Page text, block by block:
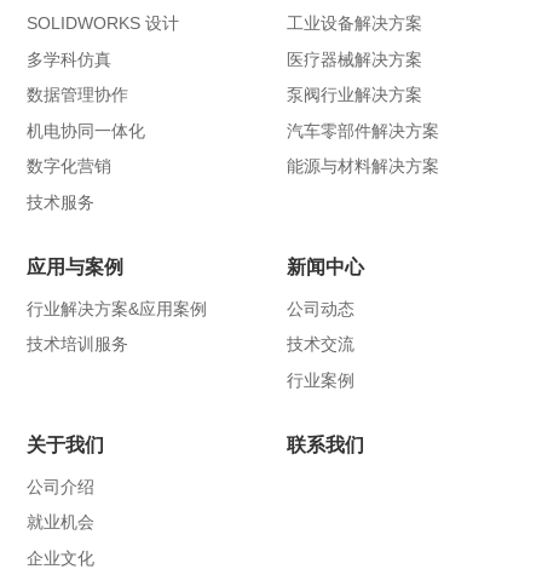
SOLIDWORKS 设计
多学科仿真
数据管理协作
机电协同一体化
数字化营销
技术服务
工业设备解决方案
医疗器械解决方案
泵阀行业解决方案
汽车零部件解决方案
能源与材料解决方案
应用与案例
行业解决方案&应用案例
技术培训服务
新闻中心
公司动态
技术交流
行业案例
关于我们
公司介绍
就业机会
企业文化
联系我们